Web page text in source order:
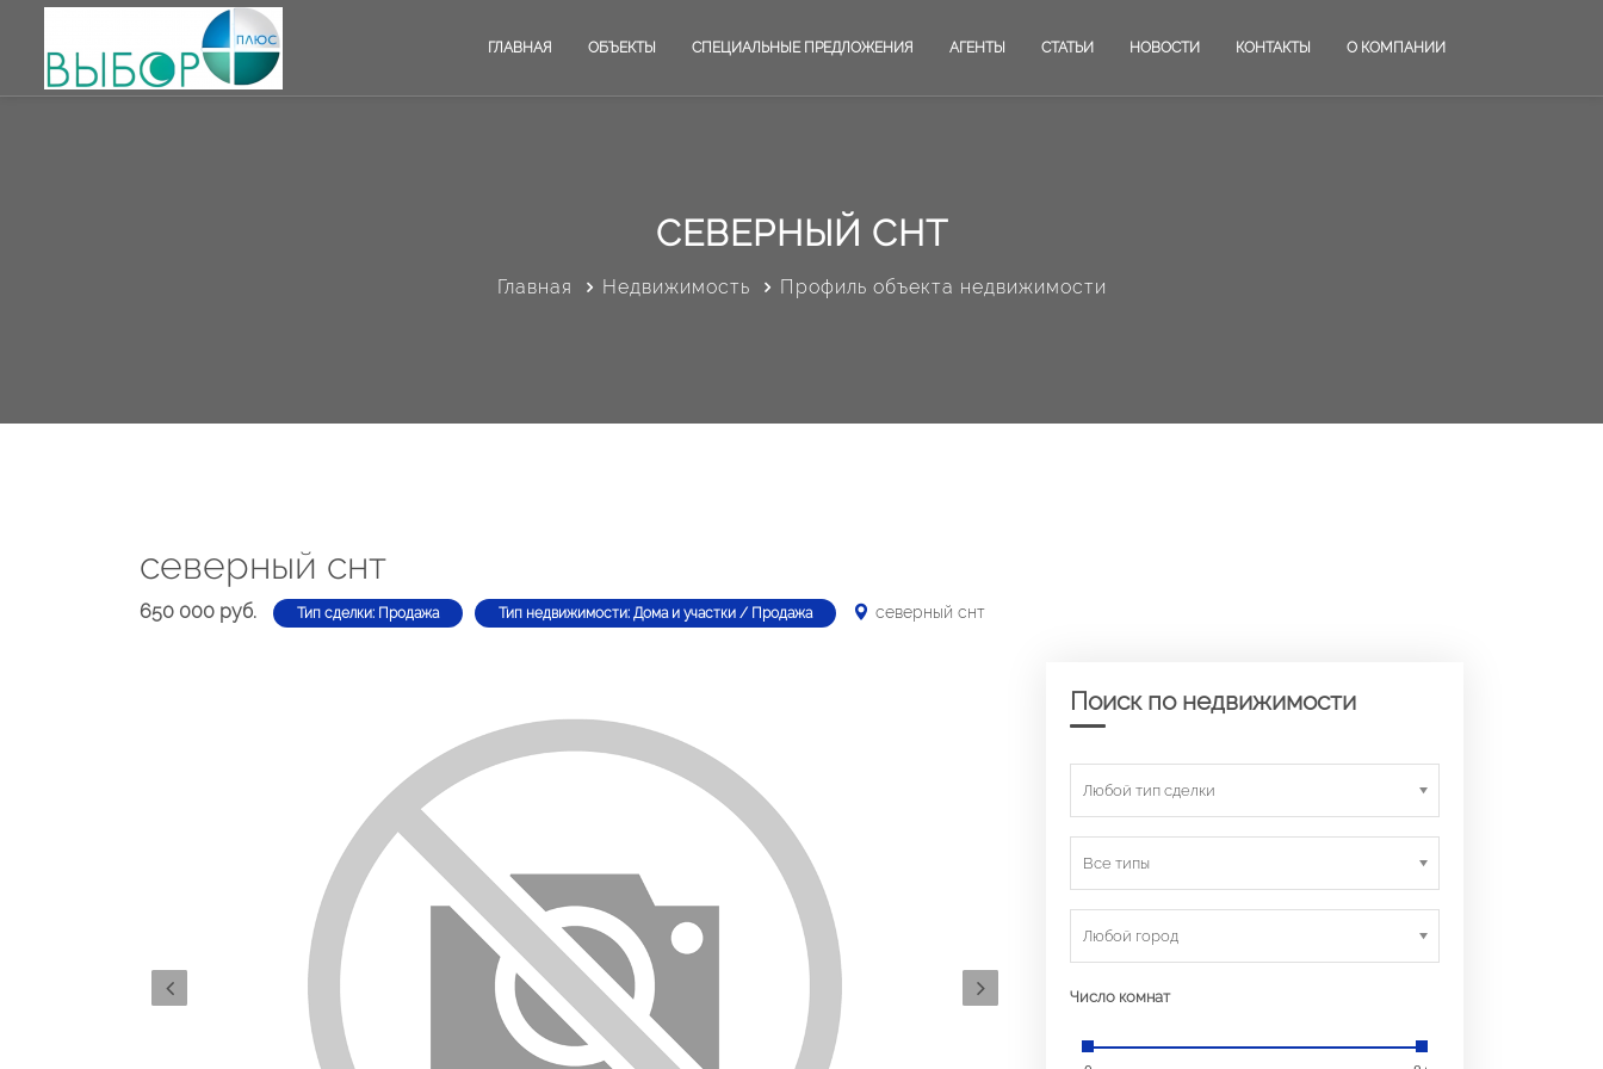
ГЛАВНАЯ ОБЪЕКТЫ СПЕЦИАЛЬНЫЕ ПРЕДЛОЖЕНИЯ АГЕНТЫ СТАТЬИ НОВОСТИ КОНТАКТЫ О КОМПАНИИ
СЕВЕРНЫЙ СНТ
Главная Недвижимость Профиль объекта недвижимости
северный снт
650 000 руб. Тип сделки: Продажа Тип недвижимости: Дома и участки / Продажа северный снт
Поиск по недвижимости
Любой тип сделки
Все типы
Любой город
Число комнат